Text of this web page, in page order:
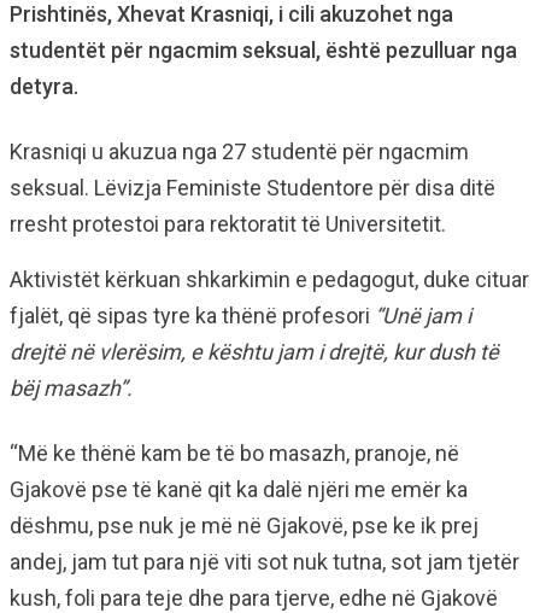
Prishtinës, Xhevat Krasniqi, i cili akuzohet nga
studentët për ngacmim seksual, është pezulluar nga
detyra.
Krasniqi u akuzua nga 27 studentë për ngacmim
seksual. Lëvizja Feministe Studentore për disa ditë
rresht protestoi para rektoratit të Universitetit.
Aktivistët kërkuan shkarkimin e pedagogut, duke cituar
fjalët, që sipas tyre ka thënë profesori “Unë jam i
drejtë në vlerësim, e kështu jam i drejtë, kur dush të
bëj masazh”.
“Më ke thënë kam be të bo masazh, pranoje, në
Gjakovë pse të kanë qit ka dalë njëri me emër ka
dëshmu, pse nuk je më në Gjakovë, pse ke ik prej
andej, jam tut para një viti sot nuk tutna, sot jam tjetër
kush, foli para teje dhe para tjerve, edhe në Gjakovë